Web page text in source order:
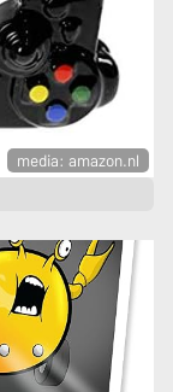
media: amazon.nl